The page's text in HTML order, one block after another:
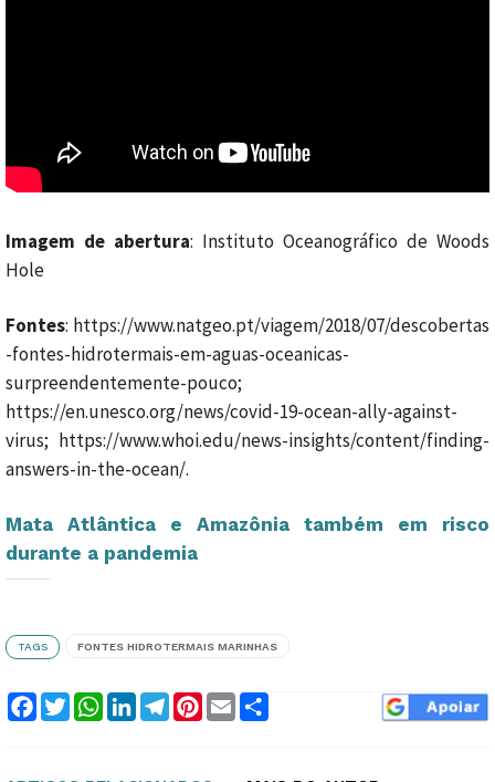
Imagem de abertura: Instituto Oceanográfico de Woods
Hole
Fontes: https://www.natgeo.pt/viagem/2018/07/descobertas
-fontes-hidrotermais-em-aguas-oceanicas-
surpreendentemente-pouco;
https://en.unesco.org/news/covid-19-ocean-ally-against-
virus; https://www.whoi.edu/news-insights/content/finding-
answers-in-the-ocean/.
Mata Atlântica e Amazônia também em risco
durante a pandemia
TAGS FONTES HIDROTERMAIS MARINHAS
Facebook
TwitterWhatsApp
LinkedInTelegram
Pinterest
Email